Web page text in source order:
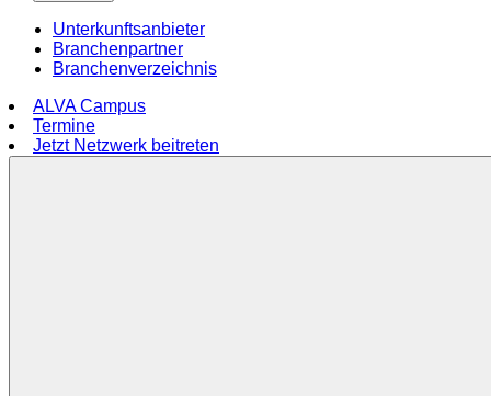
Unterkunftsanbieter
Branchenpartner
Branchenverzeichnis
ALVA Campus
Termine
Jetzt Netzwerk beitreten